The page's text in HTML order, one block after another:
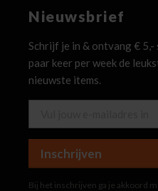
Nieuwsbrief
Schrijf je in & ontvang €
paar keer per week de
nieuwste items.
Inschrijven
Bij het inschrijven ga je akkoord